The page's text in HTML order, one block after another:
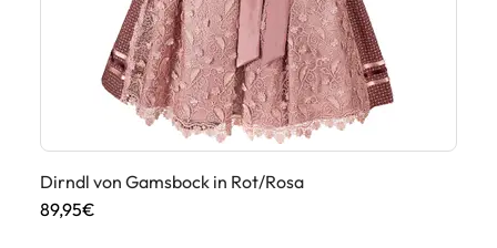
Dirndl von Gamsbock in Rot/Rosa
89,95€